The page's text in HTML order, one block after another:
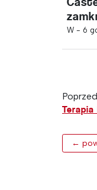
W - 6
Terapia
←